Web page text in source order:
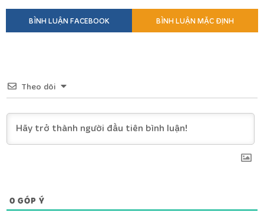
BÌNH LUẬN FACEBOOK BÌNH LUẬN MẶC ĐỊNH
Theo dõi
0 GÓP Ý